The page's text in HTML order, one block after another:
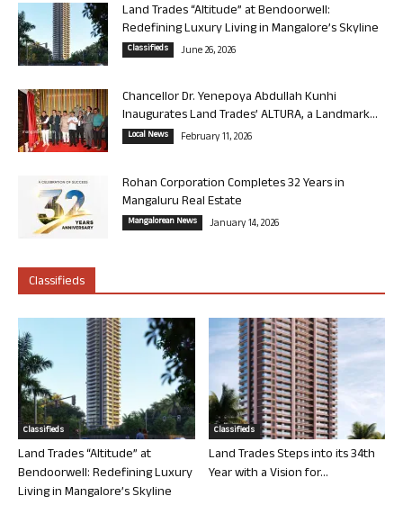
Land Trades “Altitude” at Bendoorwell:
Redefining Luxury Living in Mangalore’s Skyline
Classifieds June 26, 2026
Chancellor Dr. Yenepoya Abdullah Kunhi
Inaugurates Land Trades’ ALTURA, a Landmark...
Local News February 11, 2026
Rohan Corporation Completes 32 Years in
Mangaluru Real Estate
Mangalorean News January 14, 2026
Classifieds
Classifieds
Land Trades “Altitude” at
Bendoorwell: Redefining Luxury
Living in Mangalore’s Skyline
Classifieds
Land Trades Steps into its 34th
Year with a Vision for...